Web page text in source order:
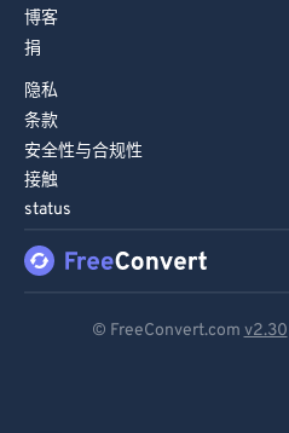
博客
捐
隐私
条款
安全性与合规性
接触
status
© FreeConvert.com v2.30